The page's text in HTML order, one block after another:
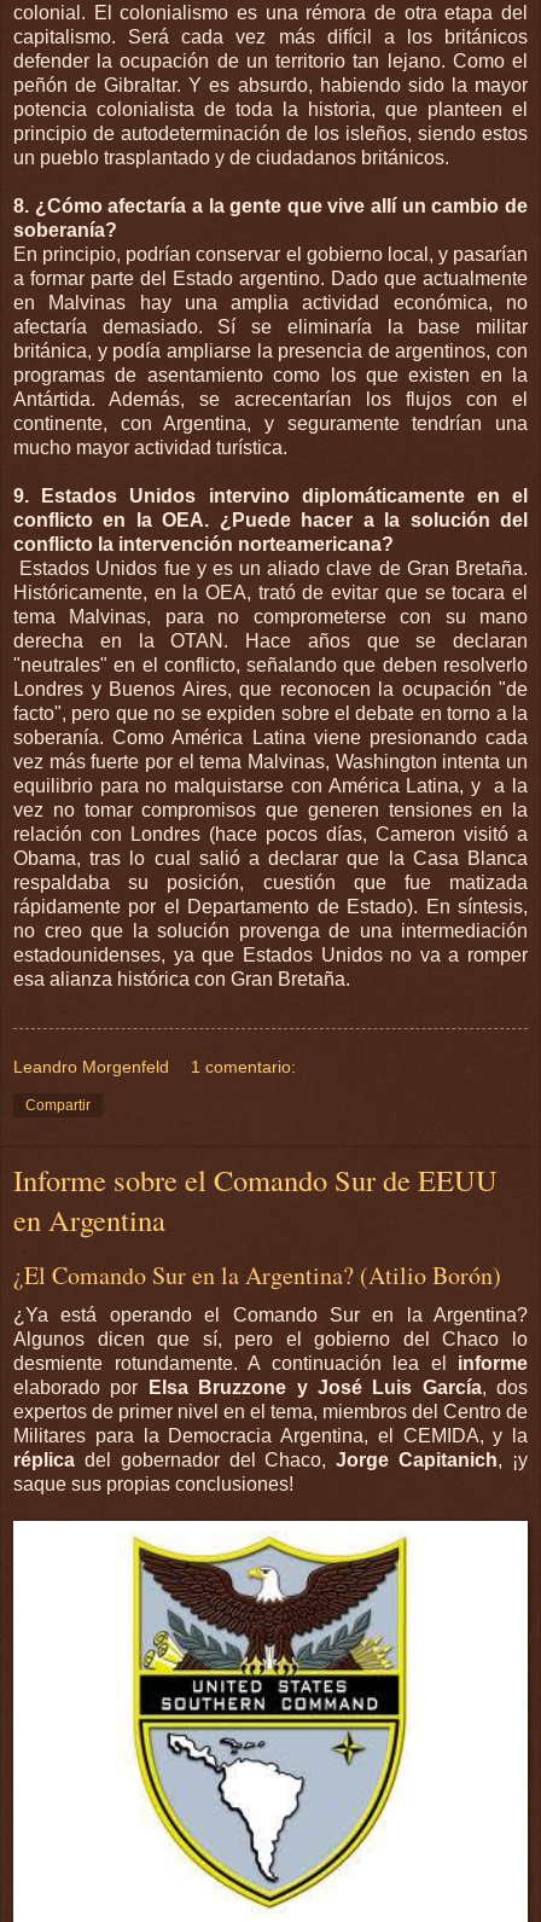
colonial. El colonialismo es una rémora de otra etapa del
capitalismo. Será cada vez más difícil a los británicos
defender la ocupación de un territorio tan lejano. Como el
peñón de Gibraltar. Y es absurdo, habiendo sido la mayor
potencia colonialista de toda la historia, que planteen el
principio de autodeterminación de los isleños, siendo estos
un pueblo trasplantado y de ciudadanos británicos.
8. ¿Cómo afectaría a la gente que vive allí un cambio de
soberanía?
En principio, podrían conservar el gobierno local, y pasarían
a formar parte del Estado argentino. Dado que actualmente
en Malvinas hay una amplia actividad económica, no
afectaría demasiado. Sí se eliminaría la base militar
británica, y podía ampliarse la presencia de argentinos, con
programas de asentamiento como los que existen en la
Antártida. Además, se acrecentarían los flujos con el
continente, con Argentina, y seguramente tendrían una
mucho mayor actividad turística.
9. Estados Unidos intervino diplomáticamente en el
conflicto en la OEA. ¿Puede hacer a la solución del
conflicto la intervención norteamericana?
Estados Unidos fue y es un aliado clave de Gran Bretaña.
Históricamente, en la OEA, trató de evitar que se tocara el
tema Malvinas, para no comprometerse con su mano
derecha en la OTAN. Hace años que se declaran
"neutrales" en el conflicto, señalando que deben resolverlo
Londres y Buenos Aires, que reconocen la ocupación "de
facto", pero que no se expiden sobre el debate en torno a la
soberanía. Como América Latina viene presionando cada
vez más fuerte por el tema Malvinas, Washington intenta un
equilibrio para no malquistarse con América Latina, y a la
vez no tomar compromisos que generen tensiones en la
relación con Londres (hace pocos días, Cameron visitó a
Obama, tras lo cual salió a declarar que la Casa Blanca
respaldaba su posición, cuestión que fue matizada
rápidamente por el Departamento de Estado). En síntesis,
no creo que la solución provenga de una intermediación
estadounidenses, ya que Estados Unidos no va a romper
esa alianza histórica con Gran Bretaña.
Leandro Morgenfeld 1 comentario:
Compartir
Informe sobre el Comando Sur de EEUU
en Argentina
¿El Comando Sur en la Argentina? (Atilio Borón)
¿Ya está operando el Comando Sur en la Argentina?
Algunos dicen que sí, pero el gobierno del Chaco lo
desmiente rotundamente. A continuación lea el informe
elaborado por
Elsa Bruzzone y José Luis García, dos
expertos de primer nivel en el tema, miembros del Centro de
Militares para la Democracia Argentina, el CEMIDA, y la
réplica del gobernador del Chaco,Jorge Capitanich, ¡y
saque sus propias conclusiones!